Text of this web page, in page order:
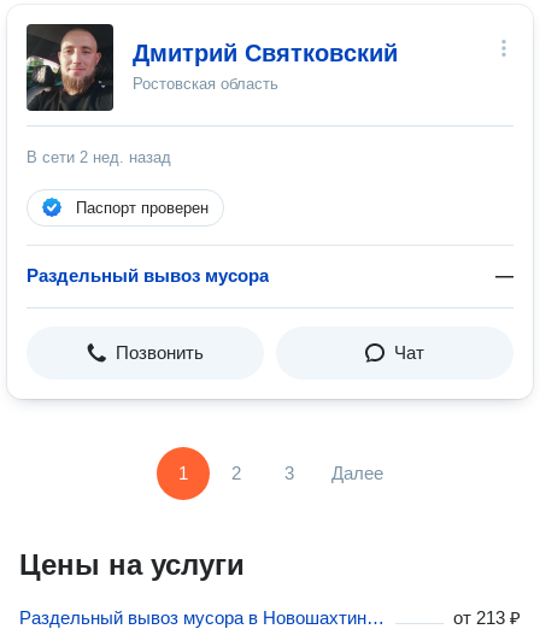
Дмитрий Святковский
Ростовская область
В сети 2 нед. назад
Паспорт проверен
Раздельный вывоз мусора —
Позвонить Чат
1 2 3 Далее
Цены на услуги
Раздельный вывоз мусора в Новошахтинске от 213 ₽